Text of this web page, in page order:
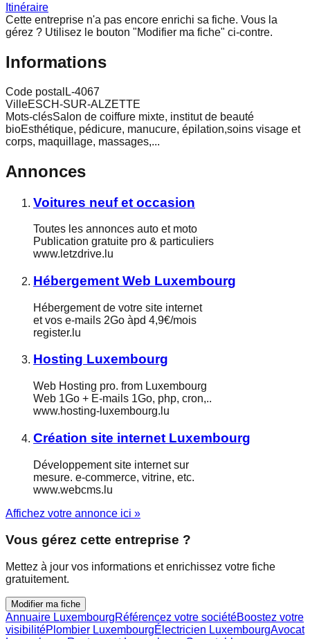
Itinéraire
Cette entreprise n'a pas encore enrichi sa fiche. Vous la
gérez ? Utilisez le bouton "Modifier ma fiche" ci-contre.
Informations
Code postal L-4067
VilleESCH-SUR-ALZETTE
Mots-clésSalon de coiffure mixte, institut de beauté
bioEsthétique, pédicure, manucure, épilation,soins visage et
corps, maquillage, massages,...
Annonces
Voitures neuf et occasion
Toutes les annonces auto et moto
Publication gratuite pro & particuliers
www.letzdrive.lu
Hébergement Web Luxembourg
Hébergement de votre site internet
et vos e-mails 2Go àpd 4,9€/mois
register.lu
Hosting Luxembourg
Web Hosting pro. from Luxembourg
Web 1Go + E-mails 1Go, php, cron,..
www.hosting-luxembourg.lu
Création site internet Luxembourg
Développement site internet sur
mesure. e-commerce, vitrine, etc.
www.webcms.lu
Affichez votre annonce ici »
Vous gérez cette entreprise ?
Mettez à jour vos informations et enrichissez votre fiche
gratuitement.
Modifier ma fiche
Annuaire LuxembourgRéférencez votre sociétéBoostez votre
visibilitéPlombier LuxembourgÉlectricien LuxembourgAvocat